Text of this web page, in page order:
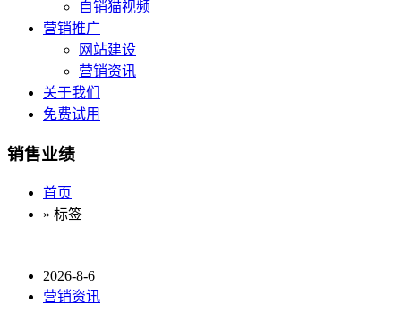
自销猫视频
营销推广
网站建设
营销资讯
关于我们
免费试用
销售业绩
首页
» 标签
2026-8-6
营销资讯